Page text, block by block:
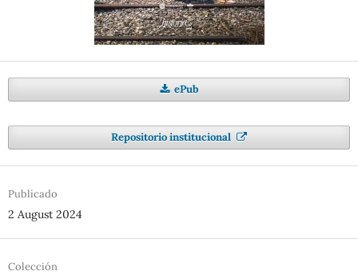
ePub
Repositorio institucional
Publicado
2 August 2024
Colección